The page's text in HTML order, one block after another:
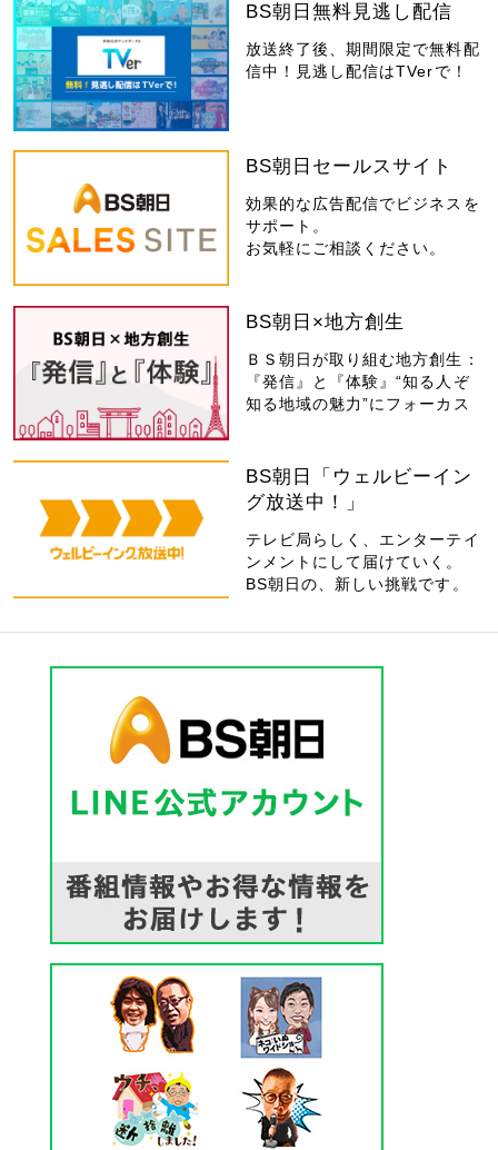
BS朝日無料見逃し配信
放送終了後、期間限定で無料配
信中！見逃し配信はTVerで！
BS朝日セールスサイト
効果的な広告配信でビジネスを
サポート。
お気軽にご相談ください。
BS朝日×地方創生
ＢＳ朝日が取り組む地方創生：
『発信』と『体験』“知る人ぞ
知る地域の魅力”にフォーカス
BS朝日「ウェルビーイン
グ放送中！」
テレビ局らしく、エンターテイ
ンメントにして届けていく。
BS朝日の、新しい挑戦です。